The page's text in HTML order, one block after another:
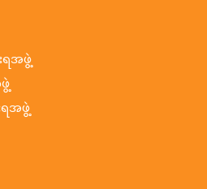
ရအဖွဲ့
ရအဖွဲ့